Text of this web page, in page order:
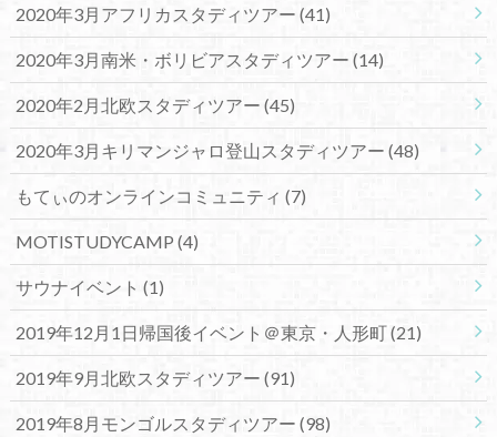
2020年3月アフリカスタディツアー (41)
2020年3月南米・ボリビアスタディツアー (14)
2020年2月北欧スタディツアー (45)
2020年3月キリマンジャロ登山スタディツアー (48)
もてぃのオンラインコミュニティ (7)
MOTISTUDYCAMP (4)
サウナイベント (1)
2019年12月1日帰国後イベント＠東京・人形町(21)
2019年9月北欧スタディツアー (91)
2019年8月モンゴルスタディツアー (98)